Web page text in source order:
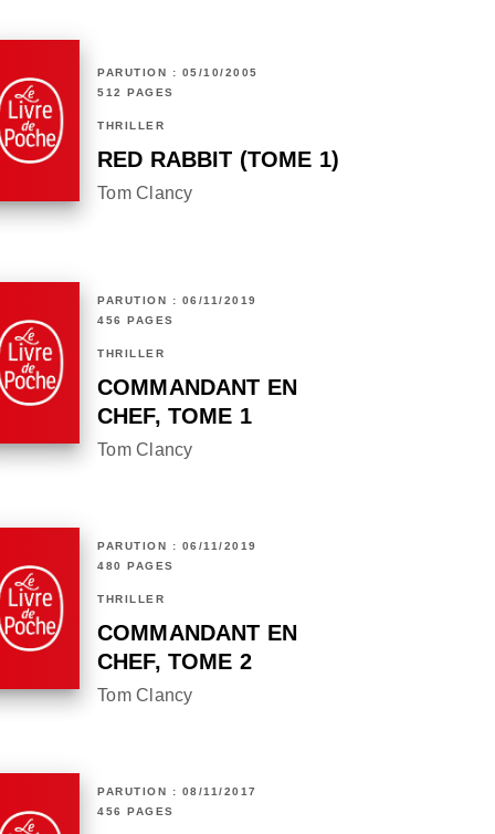
PARUTION : 05/10/2005
512 PAGES
THRILLER
RED RABBIT (TOME 1)
Tom Clancy
PARUTION : 06/11/2019
456 PAGES
THRILLER
COMMANDANT EN
CHEF, TOME 1
Tom Clancy
PARUTION : 06/11/2019
480 PAGES
THRILLER
COMMANDANT EN
CHEF, TOME 2
Tom Clancy
PARUTION : 08/11/2017
456 PAGES